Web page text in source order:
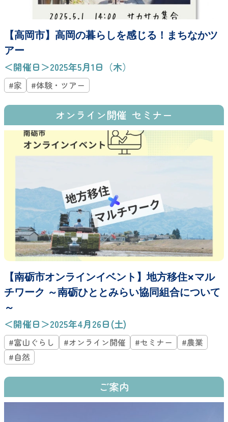
【高岡市】高岡の暮らしを感じる！まちなかツ
アー
＜開催日＞2025年5月1日（木）
#家 #体験・ツアー
オンライン開催 セミナー
【南砺市オンラインイベント】地方移住×マル
チワーク ～南砺ひととみらい協同組合について
～
＜開催日＞2025年4月26日(土)
#富山ぐらし #オンライン開催 #セミナー
#農業
#自然
ご案内